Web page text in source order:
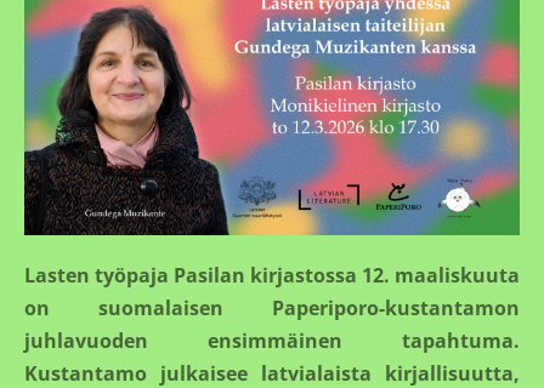
Lasten työpaja Pasilan kirjastossa 12. maaliskuuta
on suomalaisen Paperiporo-kustantamon
juhlavuoden ensimmäinen tapahtuma.
Kustantamo julkaisee latvialaista kirjallisuutta,